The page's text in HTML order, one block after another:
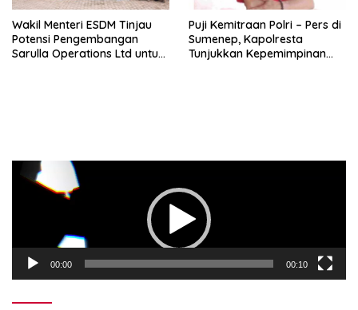
Wakil Menteri ESDM Tinjau
Potensi Pengembangan
Sarulla Operations Ltd untuk
Puji Kemitraan Polri – Pers di
Sumenep, Kapolresta
Tunjukkan Kepemimpinan
Pemutar
Video
00:00 00:10